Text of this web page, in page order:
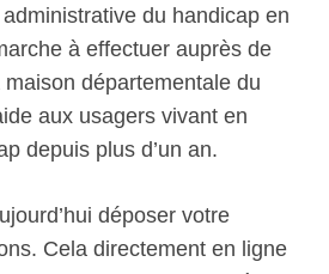
du handicap en
à effectuer auprès de
départementale du
aux usagers vivant en
depuis plus d’un an.
déposer votre
Cela directement en ligne